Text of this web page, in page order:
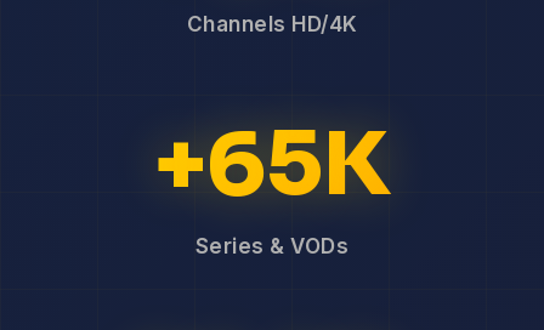
Channels HD/4K
+65K
Series & VODs